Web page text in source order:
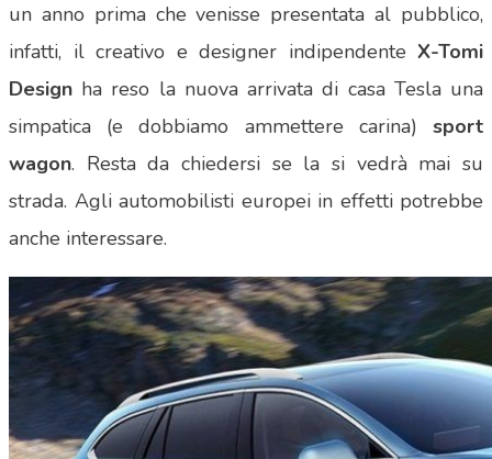
un anno prima che venisse presentata al pubblico,
infatti, il creativo e designer indipendente X-Tomi
Design ha reso la nuova arrivata di casa Tesla una
simpatica (e dobbiamo ammettere carina) sport
wagon. Resta da chiedersi se la si vedrà mai su
strada. Agli automobilisti europei in effetti potrebbe
anche interessare.